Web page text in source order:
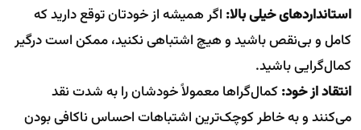
استانداردهای خیلی بالا: اگر همیشه از خودتان توقع دارید که
کامل و بی‌نقص باشید و هیچ اشتباهی نکنید، ممکن است درگیر
کمال‌گرایی باشید.
انتقاد از خود:کمال‌گراها معمولاً خودشان را به شدت نقد
می‌کنند و به خاطر کوچک‌ترین اشتباهات احساس ناکافی بودن